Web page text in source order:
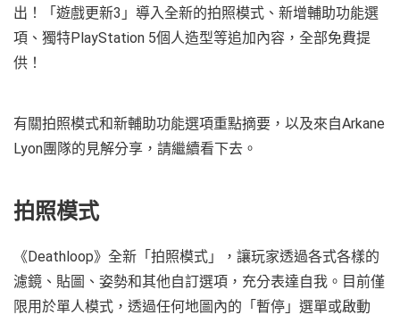
出！「遊戲更新3」導入全新的拍照模式、新增輔助功能選
項、獨特PlayStation 5個人造型等追加內容，全部免費提
供！
有關拍照模式和新輔助功能選項重點摘要，以及來自Arkane
Lyon團隊的見解分享，請繼續看下去。
拍照模式
《Deathloop》全新「拍照模式」，讓玩家透過各式各樣的
濾鏡、貼圖、姿勢和其他自訂選項，充分表達自我。目前僅
限用於單人模式，透過任何地圖內的「暫停」選單或啟動